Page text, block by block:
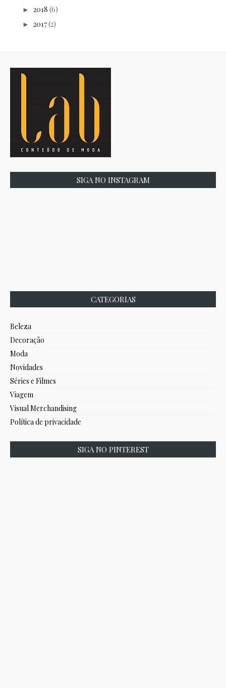
► 2018 (6)
► 2017(2)
SIGA NO INSTAGRAM
CATEGORIAS
Beleza
Decoração
Moda
Novidades
Séries e Filmes
Viagem
Visual Merchandising
Política de privacidade
SIGA NO PINTEREST